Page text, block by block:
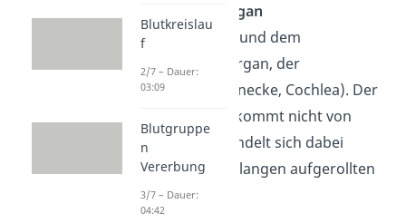
Gleichgewichtsorgan
(Vestibularorgan) und dem
eigentlichen Hörorgan, der
Hörschnecke
(Schnecke, Cochlea). Der
Name ‚Schnecke‘ kommt nicht von
ungefähr — es handelt sich dabei
nämlich um einen langen aufgerollten
Schlauch.
Blutkreislau
f
2/7 – Dauer:
03:09
Blutgruppe
n
Vererbung
3/7 – Dauer:
04:42